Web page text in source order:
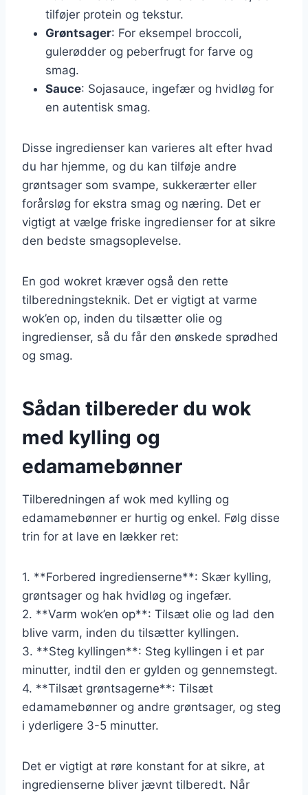
tilføjer protein og tekstur.
Grøntsager: For eksempel broccoli,
gulerødder og peberfrugt for farve og
smag.
Sauce: Sojasauce, ingefær og hvidløg for
en autentisk smag.
Disse ingredienser kan varieres alt efter hvad
du har hjemme, og du kan tilføje andre
grøntsager som svampe, sukkerærter eller
forårsløg for ekstra smag og næring. Det er
vigtigt at vælge friske ingredienser for at sikre
den bedste smagsoplevelse.
En god wokret kræver også den rette
tilberedningsteknik. Det er vigtigt at varme
wok’en op, inden du tilsætter olie og
ingredienser, så du får den ønskede sprødhed
og smag.
Sådan tilbereder du wok
med kylling og
edamamebønner
Tilberedningen af wok med kylling og
edamamebønner er hurtig og enkel. Følg disse
trin for at lave en lækker ret:
1. **Forbered ingredienserne**: Skær kylling,
grøntsager og hak hvidløg og ingefær.
2. **Varm wok’en op**: Tilsæt olie og lad den
blive varm, inden du tilsætter kyllingen.
3. **Steg kyllingen**: Steg kyllingen i et par
minutter, indtil den er gylden og gennemstegt.
4. **Tilsæt grøntsagerne**: Tilsæt
edamamebønner og andre grøntsager, og steg
i yderligere 3-5 minutter.
Det er vigtigt at røre konstant for at sikre, at
ingredienserne bliver jævnt tilberedt. Når